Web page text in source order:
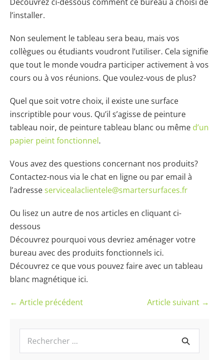
l’installer.
Non seulement le tableau sera beau, mais vos
collègues ou étudiants voudront l’utiliser. Cela signifie
que tout le monde voudra participer activement à vos
cours ou à vos réunions. Que voulez-vous de plus?
Quel que soit votre choix, il existe une surface
inscriptible pour vous. Qu’il s’agisse de peinture
tableau noir, de peinture tableau blanc ou même d’un
papier peint fonctionnel.
Vous avez des questions concernant nos produits?
Contactez-nous via le chat en ligne ou par email à
l’adresseservicealaclientele@smartersurfaces.fr
Ou lisez un autre de nos articles en cliquant ci-
dessous
Découvrez pourquoi vous devriez aménager votre
bureau avec des produits fonctionnels ici.
Découvrez ce que vous pouvez faire avec un tableau
blanc magnétique ici.
Navigation
← Article précédent Article suivant →